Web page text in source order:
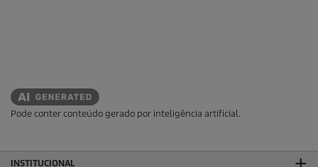
Pode conter conteúdo gerado por inteligência artificial.
INSTITUCIONAL